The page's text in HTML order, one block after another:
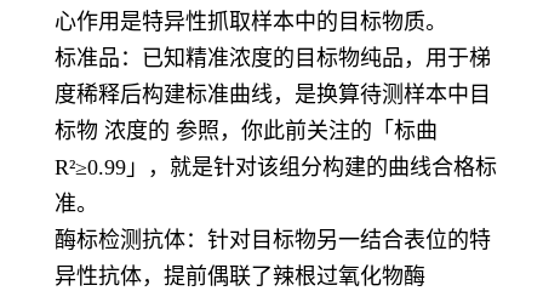
心作用是特异性抓取样本中的目标物质。
标准品：已知精准浓度的目标物纯品，用于梯
度稀释后构建标准曲线，是换算待测样本中目
标物 浓度的 参照，你此前关注的「标曲
R²≥0.99」，就是针对该组分构建的曲线合格标
准。
酶标检测抗体：针对目标物另一结合表位的特
异性抗体，提前偶联了辣根过氧化物酶